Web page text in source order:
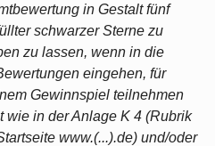
in Gestalt fünf
schwarzer Sterne zu
zu lassen, wenn in die
eingehen, für
Gewinnspiel teilnehmen
wie in der Anlage K 4 (Rubrik
www.(...).de) und/oder